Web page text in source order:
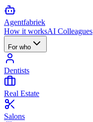
Agentfabriek
How it worksAI Colleagues
For who
Dentists
Real Estate
Salons